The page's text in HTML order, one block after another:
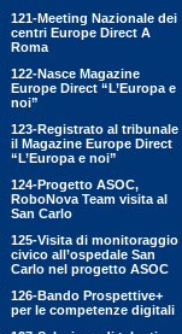
121-Meeting Nazionale dei
centri Europe Direct A
Roma
122-Nasce Magazine
Europe Direct “L’Europa e
noi”
123-Registrato al tribunale
il Magazine Europe Direct
“L’Europa e noi”
124-Progetto ASOC,
RoboNova Team visita al
San Carlo
125-Visita di monitoraggio
civico all’ospedale San
Carlo nel progetto ASOC
126-Bando Prospettive+
per le competenze digitali